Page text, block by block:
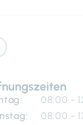
08:00 -
08:00 -